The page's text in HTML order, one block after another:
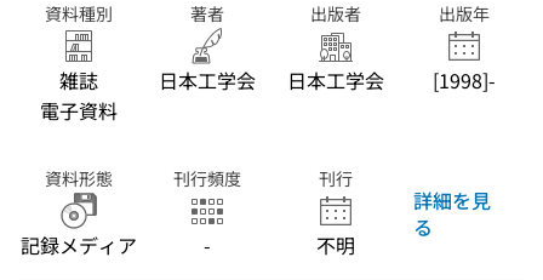
資料種別
雑誌
電子資料
著者
日本工学会
出版者
日本工学会
出版年
[1998]-
資料形態
記録メディア
刊行頻度
-
刊行
不明
詳細を見
る